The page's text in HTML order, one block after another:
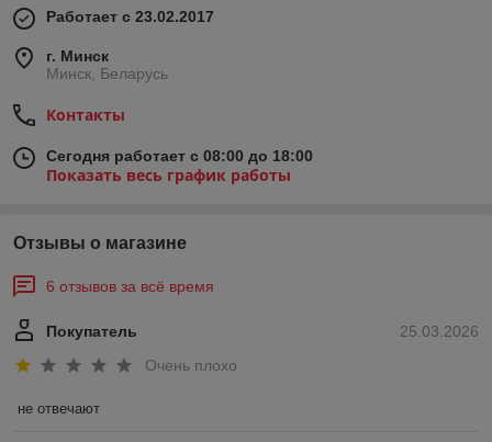
Работает с 23.02.2017
г. Минск
Минск, Беларусь
Контакты
Сегодня работает с 08:00 до 18:00
Показать весь график работы
Отзывы о магазине
6 отзывов за всё время
25.03.2026
Покупатель
Очень плохо
не отвечают